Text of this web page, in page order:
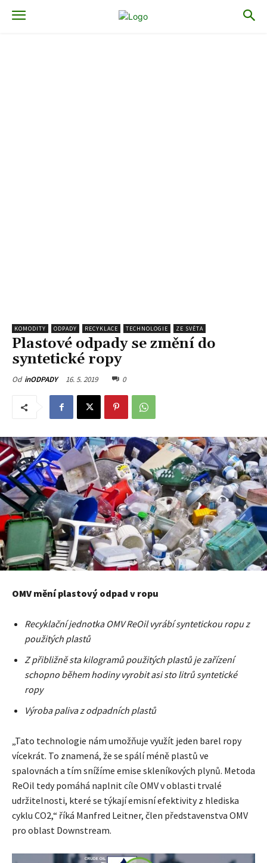
KOMODITY ODPADY RECYKLACE TECHNOLOGIE ZE SVĚTA
Plastové odpady se změní do
syntetické ropy
Od inODPADY 16. 5. 2019 0
OMV mění plastový odpad v ropu
Recyklační jednotka OMV ReOil vyrábí syntetickou ropu z
použitých plastů
Z přibližně sta kilogramů použitých plastů je zařízení
schopno během hodiny vyrobit asi sto litrů syntetické
ropy
Výroba paliva z odpadních plastů
„Tato technologie nám umožňuje využít jeden barel ropy
vícekrát. To znamená, že se spálí méně plastů ve
spalovnách a tím snížíme emise skleníkových plynů. Metoda
ReOil tedy pomáhá naplnit cíle OMV v oblasti trvalé
udržitelnosti, které se týkají emisní efektivity z hlediska
cyklu CO2,“ říká Manfred Leitner, člen představenstva OMV
pro oblast Downstream.